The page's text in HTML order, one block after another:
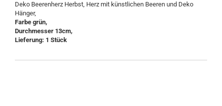
Deko Beerenherz Herbst, Herz mit künstlichen Beeren und Deko
Hänger,
Farbe grün,
Durchmesser 13cm,
Lieferung: 1 Stück